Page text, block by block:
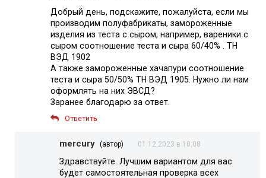
Добрый день, подскажите, пожалуйста, если мы
производим полуфабрикаты, замороженные
изделия из теста с сыром, например, вареники с
сыром соотношение теста и сыра 60/40% . ТН
ВЭД 1902
А также замороженные хачапури соотношение
теста и сыра 50/50% ТН ВЭД 1905. Нужно ли нам
оформлять на них ЭВСД?
Заранее благодарю за ответ.
Ответить
mercury (автор) 01.12.2023 в 10:08
Здравствуйте. Лучшим вариантом для вас
будет самостоятельная проверка всех